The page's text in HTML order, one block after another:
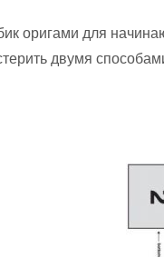
оригами для
двумя